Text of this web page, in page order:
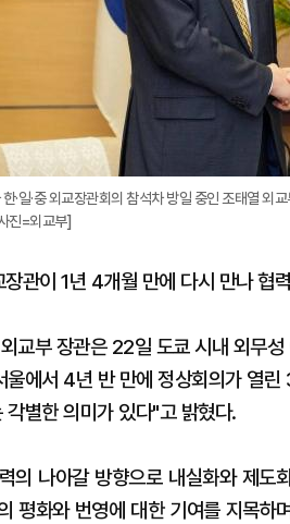
·일·중 외교장관회의 참석차 방일 중인 조태열
진=외교부]
장관이 1년 4개월 만에 다시 만나 협
교부 장관은 22일 도쿄 시내 외무성
울에서 4년 반 만에 정상회의가 열
각별한 의미가 있다"고 밝혔다.
의 나아갈 방향으로 내실화와 제도
평화와 번영에 대한 기여를 지목하